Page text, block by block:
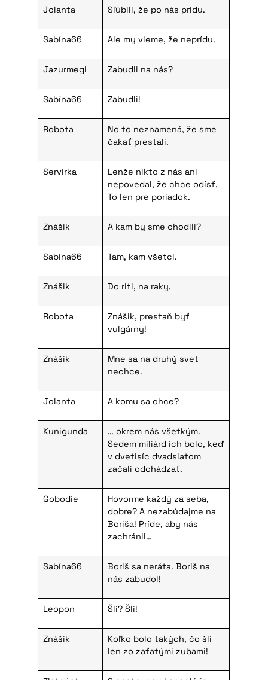
Jolanta Sľúbili, že po nás prídu.
Sabína66 Ale my vieme, že neprídu.
Jazurmegi Zabudli na nás?
Sabína66 Zabudli!
Robota
No to neznamená, že sme
čakať prestali.
Servírka
Lenže nikto z nás ani
nepovedal, že chce odísť.
To len pre poriadok.
Znášik A kam by sme chodili?
Sabína66 Tam, kam všetci.
Znášik Do riti, na raky.
Robota
Znášik, prestaň byť
vulgárny!
Znášik
Mne sa na druhý svet
nechce.
Jolanta A komu sa chce?
Kunigunda
… okrem nás všetkým.
Sedem miliárd ich bolo, keď
v dvetisíc dvadsiatom
začali odchádzať.
Gobodie
Hovorme každý za seba,
dobre? A nezabúdajme na
Boriša! Príde, aby nás
zachránil…
Sabína66
Boriš sa neráta. Boriš na
nás zabudol!
Leopon Šli? Šli!
Znášik
Koľko bolo takých, čo šli
len zo zaťatými zubami!